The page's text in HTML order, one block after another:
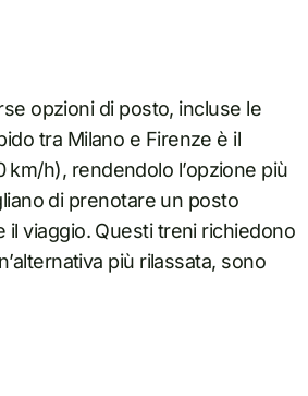
opzioni di posto, incluse le
tra Milano e Firenze è il
h), rendendolo l’opzione più
di prenotare un posto
viaggio. Questi treni richiedono
più rilassata, sono